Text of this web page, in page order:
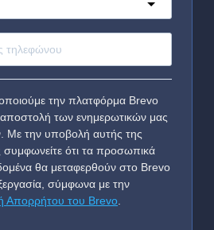
την πλατφόρμα Brevo
αποστολή των ενημερωτικών μας
Με την υποβολή αυτής της
ότι τα προσωπικά
θα μεταφερθούν στο Brevo
σύμφωνα με την
Απορρήτου του Brevo